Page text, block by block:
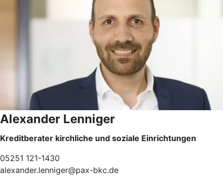
Alexander Lenniger
Kreditberater kirchliche und soziale Einrichtungen
05251 121-1430
alexander.lenniger@pax-bkc.de